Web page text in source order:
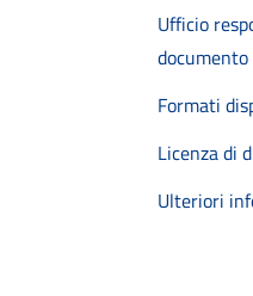
Ufficio
documento
Formati
Licenza di
Ulteriori